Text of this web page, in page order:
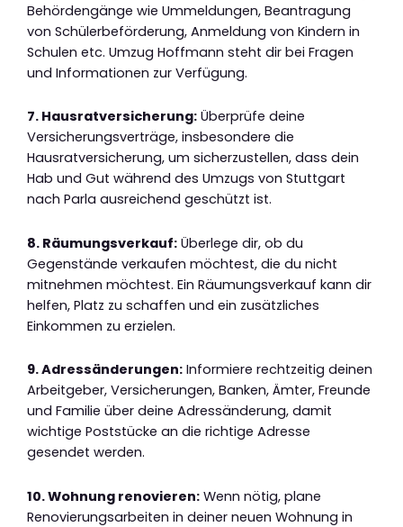
Behördengänge wie Ummeldungen, Beantragung
von Schülerbeförderung, Anmeldung von Kindern in
Schulen etc. Umzug Hoffmann steht dir bei Fragen
und Informationen zur Verfügung.
7. Hausratversicherung: Überprüfe deine
Versicherungsverträge, insbesondere die
Hausratversicherung, um sicherzustellen, dass dein
Hab und Gut während des Umzugs von Stuttgart
nach Parla ausreichend geschützt ist.
8. Räumungsverkauf: Überlege dir, ob du
Gegenstände verkaufen möchtest, die du nicht
mitnehmen möchtest. Ein Räumungsverkauf kann dir
helfen, Platz zu schaffen und ein zusätzliches
Einkommen zu erzielen.
9. Adressänderungen: Informiere rechtzeitig deinen
Arbeitgeber, Versicherungen, Banken, Ämter, Freunde
und Familie über deine Adressänderung, damit
wichtige Poststücke an die richtige Adresse
gesendet werden.
10. Wohnung renovieren: Wenn nötig, plane
Renovierungsarbeiten in deiner neuen Wohnung in